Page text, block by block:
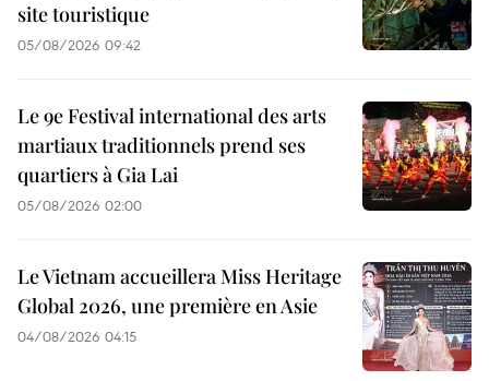
site touristique
05/08/2026 09:42
Le 9e Festival international des arts
martiaux traditionnels prend ses
quartiers à Gia Lai
05/08/2026 02:00
Le Vietnam accueillera Miss Heritage
Global 2026, une première en Asie
04/08/2026 04:15